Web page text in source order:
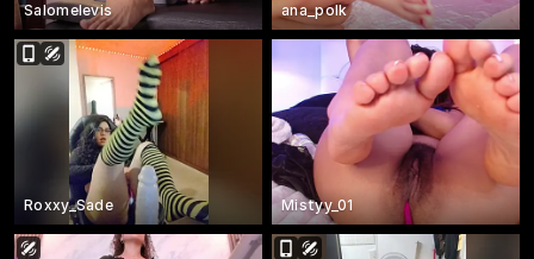
Salomelevis ana_polk
Roxxy_Sade Mistyy_01